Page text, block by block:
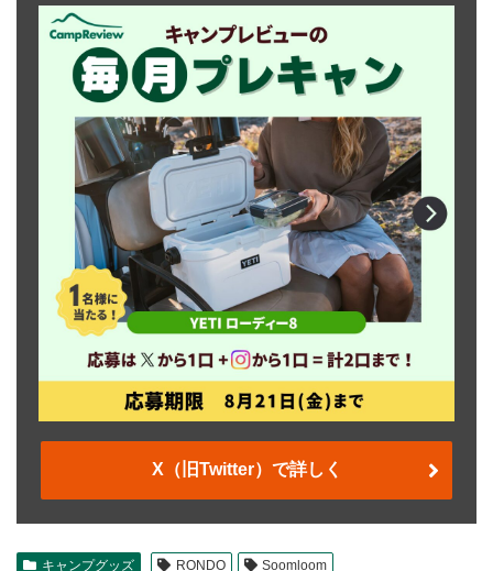
X（旧Twitter）で詳しく
キャンプグッズ RONDO Soomloom